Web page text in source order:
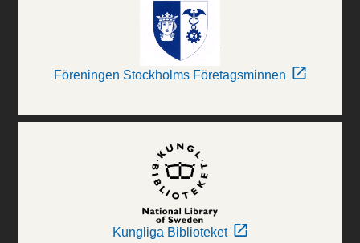
Föreningen Stockholms Företagsminnen
Kungliga Biblioteket